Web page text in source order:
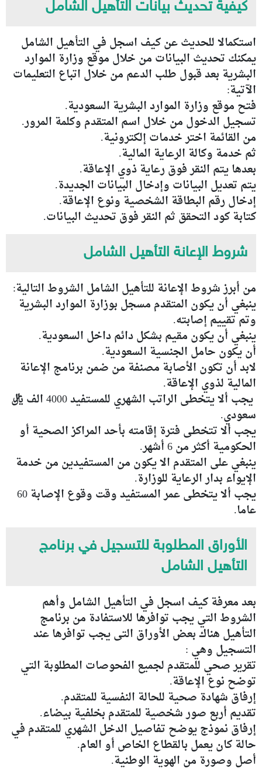
كيفية تحديث بيانات التأهيل الشامل
استكمالا للحديث عن كيف اسجل في التأهيل الشامل
يمكنك تحديث البيانات من خلال موقع وزارة الموارد
البشرية بعد قبول طلب الدعم من خلال اتباع التعليمات
الآتية:
فتح موقع وزارة الموارد البشرية السعودية.
تسجيل الدخول من خلال اسم المتقدم وكلمة المرور.
من القائمة اختر خدمات إلكترونية.
ثم خدمة وكالة الرعاية المالية.
بعدها يتم النقر فوق رعاية ذوي الإعاقة.
يتم تعديل البيانات وإدخال البيانات الجديدة.
إدخال رقم البطاقة الشخصية ونوع الإعاقة.
كتابة كود التحقق ثم النقر فوق تحديث البيانات.
شروط الإعانة التأهيل الشامل
من أبرز شروط الإعانة للتأهيل الشامل الشروط التالية:
ينبغي أن يكون المتقدم مسجل بوزارة الموارد البشرية
وتم تقييم إصابته.
ينبغي أن يكون مقيم بشكل دائم داخل السعودية.
أن يكون حامل الجنسية السعودية.
لابد أن تكون الأصابة مصنفة من ضمن برنامج الإعانة
المالية لذوي الإعاقة.
يجب ألا يتخطى الراتب الشهري للمستفيد 4000 الف ريال
سعودي.
يجب ألا تتخطى فترة إقامته بأحد المراكز الصحية أو
الحكومية أكثر من 6 أشهر.
ينبغي على المتقدم الا يكون من المستفيدين من خدمة
الإيواء بدار الرعاية للوزارة.
يجب ألا يتخطى عمر المستفيد وقت وقوع الإصابة 60
عاما.
الأوراق المطلوبة للتسجيل في برنامج
التأهيل الشامل
بعد معرفة كيف اسجل في التأهيل الشامل وأهم
الشروط التي يجب توافرها للاستفادة من برنامج
التأهيل هناك بعض الأوراق التى يجب توافرها عند
التسجيل وهي :
تقرير صحي للمتقدم لجميع الفحوصات المطلوبة التي
توضح نوع الإعاقة.
إرفاق شهادة صحية للحالة النفسية للمتقدم.
تقديم أربع صور شخصية للمتقدم بخلفية بيضاء.
إرفاق نموذج يوضح تفاصيل الدخل الشهري للمتقدم في
حالة كان يعمل بالقطاع الخاص أو العام.
أصل وصورة من الهوية الوطنية.